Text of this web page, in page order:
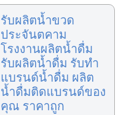
รับผลิตน้ำขวด
ประจันตคาม
โรงงานผลิตน้ำดื่ม
รับผลิตน้ำดื่ม รับทำ
แบรนด์น้ำดื่ม ผลิต
น้ำดื่มติดแบรนด์ของ
คุณ ราคาถูก